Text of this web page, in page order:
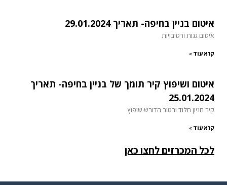
איטום בניין בחיפה- תאריך 29.01.2024
איטום גגות ורטיבויות
קרא עוד »
איטום ושיפוץ קיר תומך של בניין בחיפה- תאריך
25.01.2024
קיר חניון חלוד ורטוב הדורש שיפוץ
קרא עוד »
לכל המכרזים לחצו כאן